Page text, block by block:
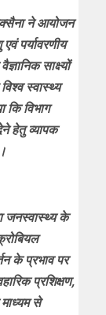
सक्सैना ने आयोजन
पर्यावरणीय
साक्ष्यों
स्वास्थ्य
कि विभाग
हेतु व्यापक
जनस्वास्थ्य के
के प्रभाव पर
प्रशिक्षण,
से